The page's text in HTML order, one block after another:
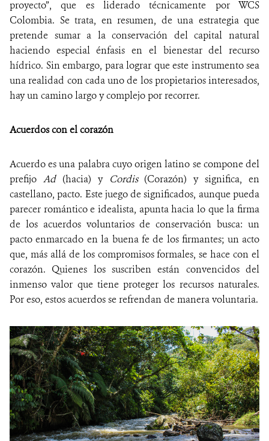
proyecto”, que es liderado técnicamente por WCS
Colombia. Se trata, en resumen, de una estrategia que
pretende sumar a la conservación del capital natural
haciendo especial énfasis en el bienestar del recurso
hídrico. Sin embargo, para lograr que este instrumento sea
una realidad con cada uno de los propietarios interesados,
hay un camino largo y complejo por recorrer.
Acuerdos con el corazón
Acuerdo es una palabra cuyo origen latino se compone del
prefijo Ad(hacia) y Cordis(Corazón) y significa, en
castellano, pacto. Este juego de significados, aunque pueda
parecer romántico e idealista, apunta hacia lo que la firma
de los acuerdos voluntarios de conservación busca: un
pacto enmarcado en la buena fe de los firmantes; un acto
que, más allá de los compromisos formales, se hace con el
corazón. Quienes los suscriben están convencidos del
inmenso valor que tiene proteger los recursos naturales.
Por eso, estos acuerdos se refrendan de manera voluntaria.